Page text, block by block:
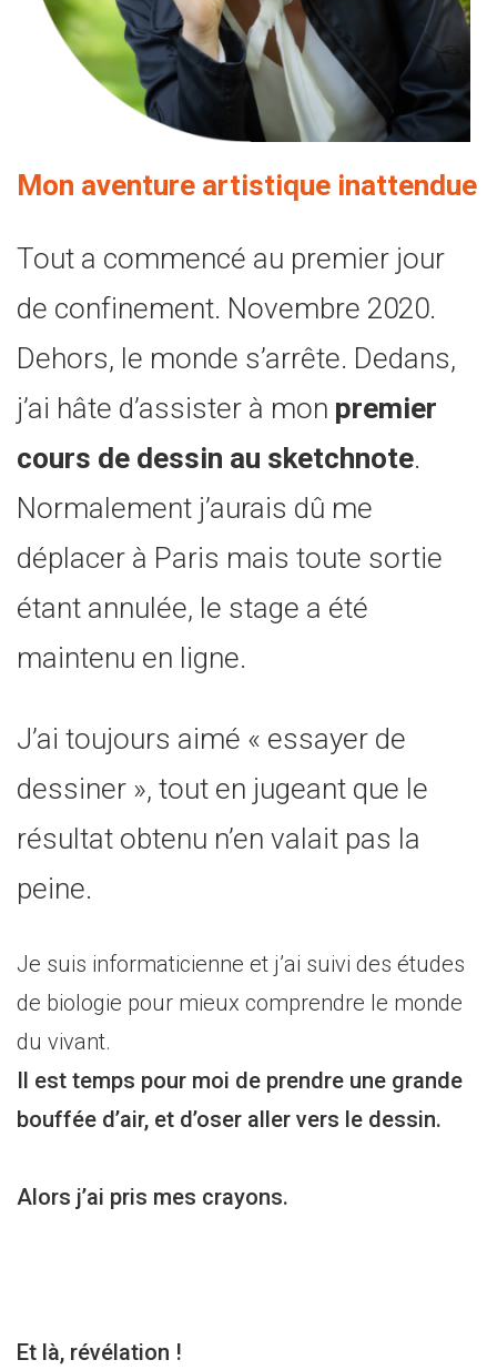
Mon aventure artistique inattendue
Tout a commencé au premier jour
de confinement. Novembre 2020.
Dehors, le monde s’arrête. Dedans,
j’ai hâte d’assister à mon premier
cours de dessin au sketchnote.
Normalement j’aurais dû me
déplacer à Paris mais toute sortie
étant annulée, le stage a été
maintenu en ligne.
J’ai toujours aimé « essayer de
dessiner », tout en jugeant que le
résultat obtenu n’en valait pas la
peine.
Je suis informaticienne et j’ai suivi des études
de biologie pour mieux comprendre le monde
du vivant.
Il est temps pour moi de prendre une grande
bouffée d’air, et d’oser aller vers le dessin.
Alors j’ai pris mes crayons.
Et là, révélation !